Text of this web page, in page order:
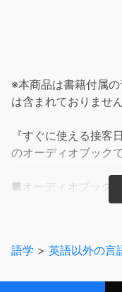
※本商品は書籍付属
は含まれておりません
『すぐに使える接
のオーディオブックで
■オーディオブック
第1章～第3章UNIT
■テキストの内容■
語学 > 英語以外の言